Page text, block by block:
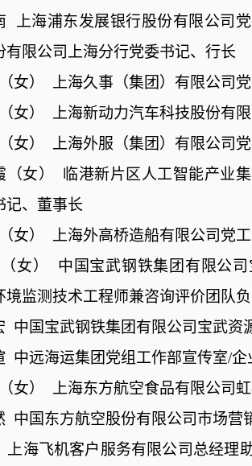
上海浦东发展银行股份有限公司
有限公司上海分行党委书记、行长
女）
上海久事（集团）有限公司
女）
上海新动力汽车科技股份有
女）
上海外服（集团）有限公司
女）
临港新片区人工智能产业
记、董事长
女）
上海外高桥造船有限公司党
女）
中国宝武钢铁集团有限公
境监测技术工程师兼咨询评价团队
中国宝武钢铁集团有限公司宝武资
中远海运集团党组工作部宣传室/企
女）
上海东方航空食品有限公司
中国东方航空股份有限公司市场营
上海飞机客户服务有限公司总经理